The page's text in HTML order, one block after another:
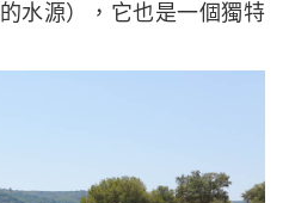
水源），它也是一個獨特